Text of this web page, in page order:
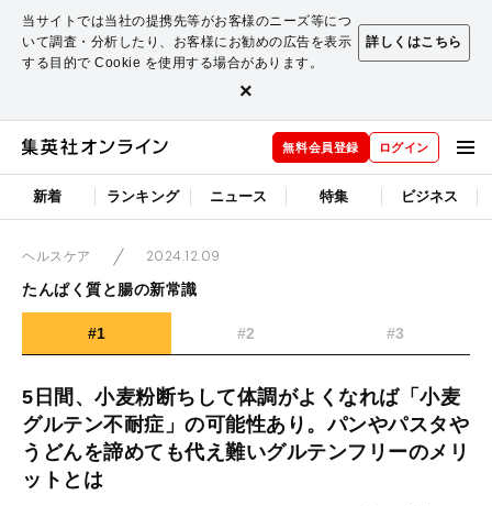
当サイトでは当社の提携先等がお客様のニーズ等につ
いて調査・分析したり、お客様にお勧めの広告を表示
する目的で Cookie を使用する場合があります。
詳しくはこちら
×
無料会員登録 ログイン
新着 ランキング ニュース 特集 ビジネス
ヘルスケア
2024.12.09
たんぱく質と腸の新常識
#1 #2 #3
5日間、小麦粉断ちして体調がよくなれば「小麦
グルテン不耐症」の可能性あり。パンやパスタや
うどんを諦めても代え難いグルテンフリーのメリ
ットとは